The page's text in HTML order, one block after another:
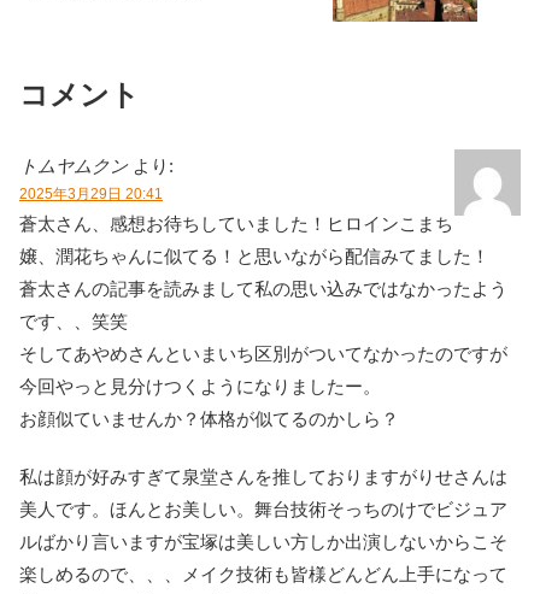
コメント
トムヤムクン より:
2025年3月29日 20:41
蒼太さん、感想お待ちしていました！ヒロインこまち
嬢、潤花ちゃんに似てる！と思いながら配信みてました！
蒼太さんの記事を読みまして私の思い込みではなかったよう
です、、笑笑
そしてあやめさんといまいち区別がついてなかったのですが
今回やっと見分けつくようになりましたー。
お顔似ていませんか？体格が似てるのかしら？
私は顔が好みすぎて泉堂さんを推しておりますがりせさんは
美人です。ほんとお美しい。舞台技術そっちのけでビジュア
ルばかり言いますが宝塚は美しい方しか出演しないからこそ
楽しめるので、、、メイク技術も皆様どんどん上手になって